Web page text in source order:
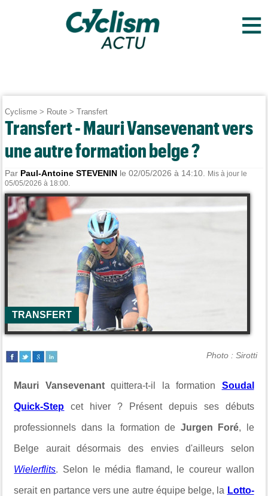
≡
Cyclisme > Route >Transfert
Transfert - Mauri Vansevenant vers
une autre formation belge ?
Par Paul-Antoine STEVENIN le 02/05/2026 à 14:10.
Mis à jour le
05/05/2026 à 18:00.
TRANSFERT
Photo : Sirotti
Mauri Vansevenantquittera-t-il la formation Soudal
Quick-Step cet hiver ? Présent depuis ses débuts
professionnels dans la formation de Jurgen Foré, le
Belge aurait désormais des envies d'ailleurs selon
Wielerflits. Selon le média flamand, le coureur wallon
serait en partance vers une autre équipe belge, la Lotto-